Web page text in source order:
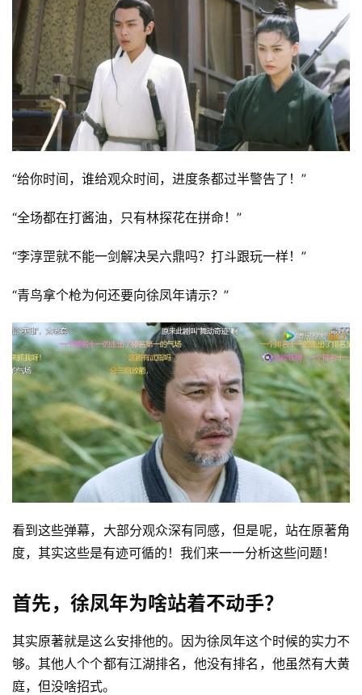
“给你时间，谁给观众时间，进度条都过半警告了！”
“全场都在打酱油，只有林探花在拼命！”
“李淳罡就不能一剑解决吴六鼎吗？打斗跟玩一样！”
“青鸟拿个枪为何还要向徐凤年请示？”
看到这些弹幕，大部分观众深有同感，但是呢，站在原著角
度，其实这些是有迹可循的！我们来一一分析这些问题！
首先，徐凤年为啥站着不动手？
其实原著就是这么安排他的。因为徐凤年这个时候的实力不
够。其他人个个都有江湖排名，他没有排名，他虽然有大黄
庭，但没啥招式。